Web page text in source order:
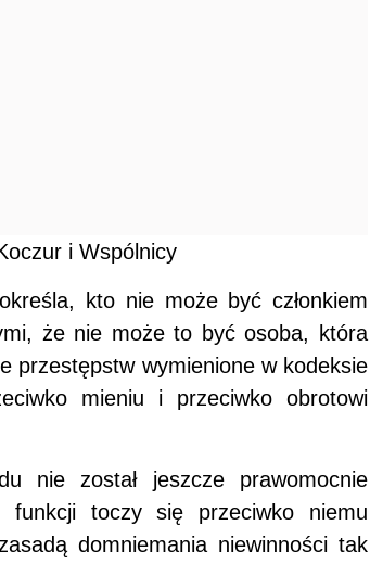
i Wspólnicy
kto nie może być członkiem
że nie może to być osoba, która
przestępstw wymienione w kodeksie
mieniu i przeciwko obrotowi
nie został jeszcze prawomocnie
toczy się przeciwko niemu
domniemania niewinności tak